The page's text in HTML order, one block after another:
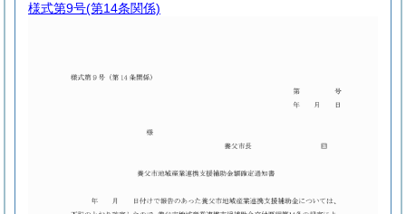
様式第9号(第14条関係)